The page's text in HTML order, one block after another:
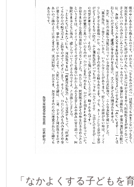
「なかよくする子どもを